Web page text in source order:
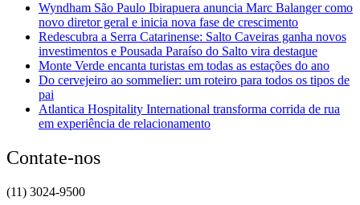
Wyndham São Paulo Ibirapuera anuncia Marc Balanger como
novo diretor geral e inicia nova fase de crescimento
Redescubra a Serra Catarinense: Salto Caveiras ganha novos
investimentos e Pousada Paraíso do Salto vira destaque
Monte Verde encanta turistas em todas as estações do ano
Do cervejeiro ao sommelier: um roteiro para todos os tipos de
pai
Atlantica Hospitality International transforma corrida de rua
em experiência de relacionamento
Contate-nos
(11) 3024-9500